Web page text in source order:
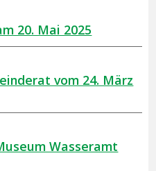
20. Mai 2025
vom 24. März
Wasseramt